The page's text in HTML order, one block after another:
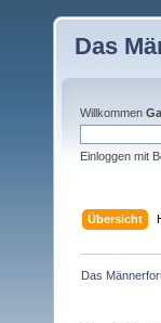
Das
Willkommen
Einloggen mit
Übersicht
Das